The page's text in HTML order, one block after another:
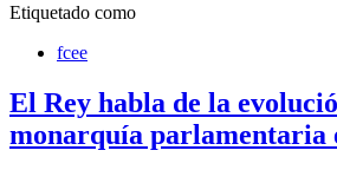
Etiquetado como
fcee
El Rey habla de la
monarquía parlamentaria